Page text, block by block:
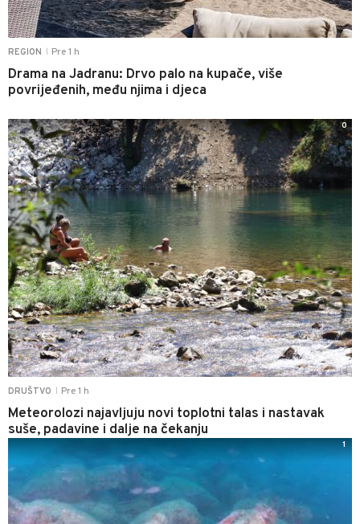
REGION Pre 1 h
Drama na Jadranu: Drvo palo na kupače, više
povrijeđenih, među njima i djeca
DRUŠTVO Pre 1 h
Meteorolozi najavljuju novi toplotni talas i nastavak
suše, padavine i dalje na čekanju
0
1